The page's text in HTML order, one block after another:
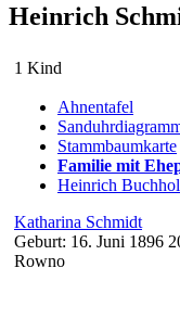
Heinrich
1 Kind
Ahnentafel
Stammbaumkarte
Familie mit
Heinrich
Katharina Schmidt
Geburt: 16. Juni 1896
Rowno